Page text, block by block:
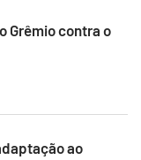
Grêmio contra o
ao